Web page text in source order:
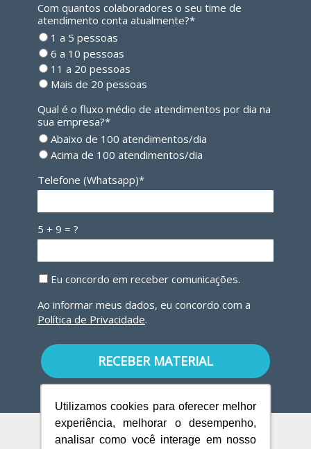
Utilizamos cookies para oferecer melhor
experiência, melhorar o desempenho,
analisar como você interage em nosso
Com quantos colaboradores o seu time de
atendimento conta atualmente?*
1 a 5 pessoas
6 a 10 pessoas
11 a 20 pessoas
Mais de 20 pessoas
Qual é o fluxo médio de atendimentos por dia na
sua empresa?*
Abaixo de 100 atendimentos/dia
Acima de 100 atendimentos/dia
Telefone (Whatsapp)*
5 + 9 = ?
Eu concordo em receber comunicações.
Ao informar meus dados, eu concordo com a
Política de Privacidade.
RECEBER MATERIAL